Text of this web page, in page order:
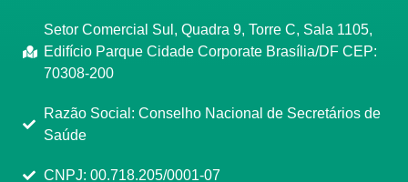
Setor Comercial Sul, Quadra 9, Torre C, Sala 1105,
Edifício Parque Cidade Corporate Brasília/DF CEP:
70308-200
Razão Social: Conselho Nacional de Secretários de
Saúde
CNPJ: 00.718.205/0001-07